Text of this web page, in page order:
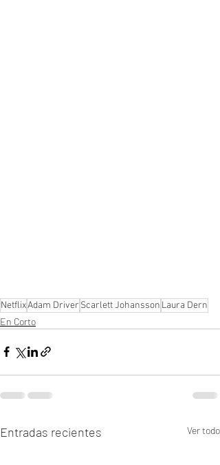
NetflixAdam Driver Scarlett Johansson Laura Dern
En Corto
Entradas recientes Ver todo